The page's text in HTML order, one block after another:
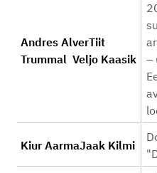
Andres AlverTiit
Trummal Veljo Kaasik
–
Kiur AarmaJaak Kilmi